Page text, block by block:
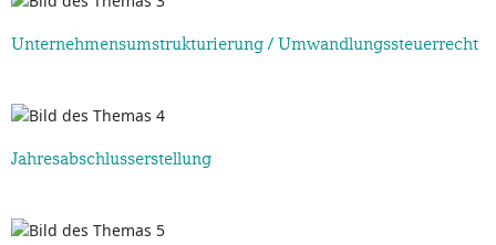
Unternehmensumstrukturierung / Umwandlungssteuerrecht
Jahresabschlusserstellung